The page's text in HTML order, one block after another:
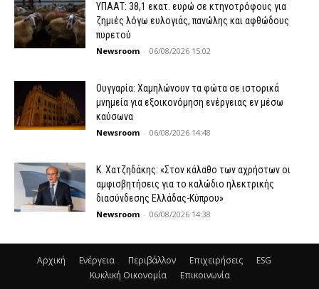
ΥΠΑΑΤ: 38,1 εκατ. ευρώ σε κτηνοτρόφους για
ζημιές λόγω ευλογιάς, πανώλης και αφθώδους
πυρετού
Newsroom - 06/08/2026 15:02
Ουγγαρία: Χαμηλώνουν τα φώτα σε ιστορικά
μνημεία για εξοικονόμηση ενέργειας εν μέσω
καύσωνα
Newsroom - 06/08/2026 14:48
Κ. Χατζηδάκης: «Στον κάλαθο των αχρήστων οι
αμφισβητήσεις για το καλώδιο ηλεκτρικής
διασύνδεσης Ελλάδας-Κύπρου»
Newsroom - 06/08/2026 14:38
Αρχική Ενέργεια Περιβάλλον Επιχειρήσεις
ESG
Κυκλική Οικονομία
Επικοινωνία